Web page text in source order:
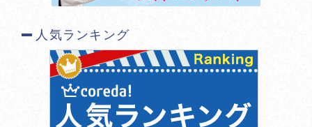
人気ランキング